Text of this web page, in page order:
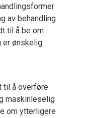
av behandling
til å be om
er ønskelig.
til å overføre
maskinleselig
om ytterligere